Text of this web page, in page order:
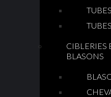
CIBLERIES
BLASONS